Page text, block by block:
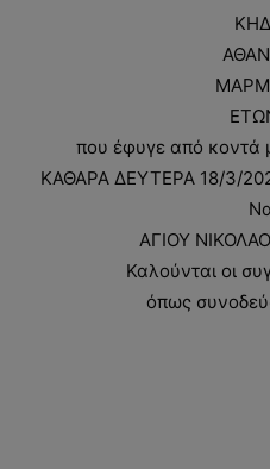
που έφυγε από κοντά
ΚΑΘΑΡΑ ΔΕΥΤΕΡΑ 18/3/
ΑΓΙΟΥ
Καλούνται οι
όπως